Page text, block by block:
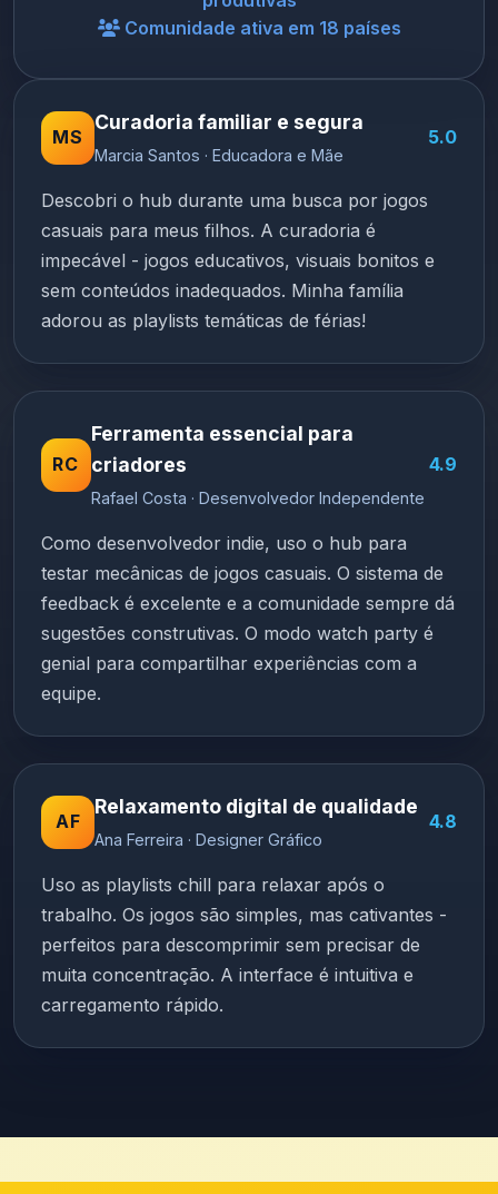
Comunidade ativa em 18 países
MS
Curadoria familiar e segura
Marcia Santos · Educadora e Mãe
5.0
Descobri o hub durante uma busca por jogos
casuais para meus filhos. A curadoria é
impecável - jogos educativos, visuais bonitos e
sem conteúdos inadequados. Minha família
adorou as playlists temáticas de férias!
RC
Ferramenta essencial para
criadores
Rafael Costa · Desenvolvedor Independente
4.9
Como desenvolvedor indie, uso o hub para
testar mecânicas de jogos casuais. O sistema de
feedback é excelente e a comunidade sempre dá
sugestões construtivas. O modo watch party é
genial para compartilhar experiências com a
equipe.
AF
Relaxamento digital de qualidade
Ana Ferreira · Designer Gráfico
4.8
Uso as playlists chill para relaxar após o
trabalho. Os jogos são simples, mas cativantes -
perfeitos para descomprimir sem precisar de
muita concentração. A interface é intuitiva e
carregamento rápido.